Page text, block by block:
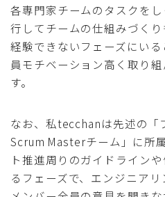
各専門家チームのタスクを
行してチームの仕組みづく
経験できないフェーズにい
員モチベーション高く取り
す。
なお、私tecchanは先述の「
Scrum Masterチーム」に所
ト推進周りのガイドライン
るフェーズで、エンジニア